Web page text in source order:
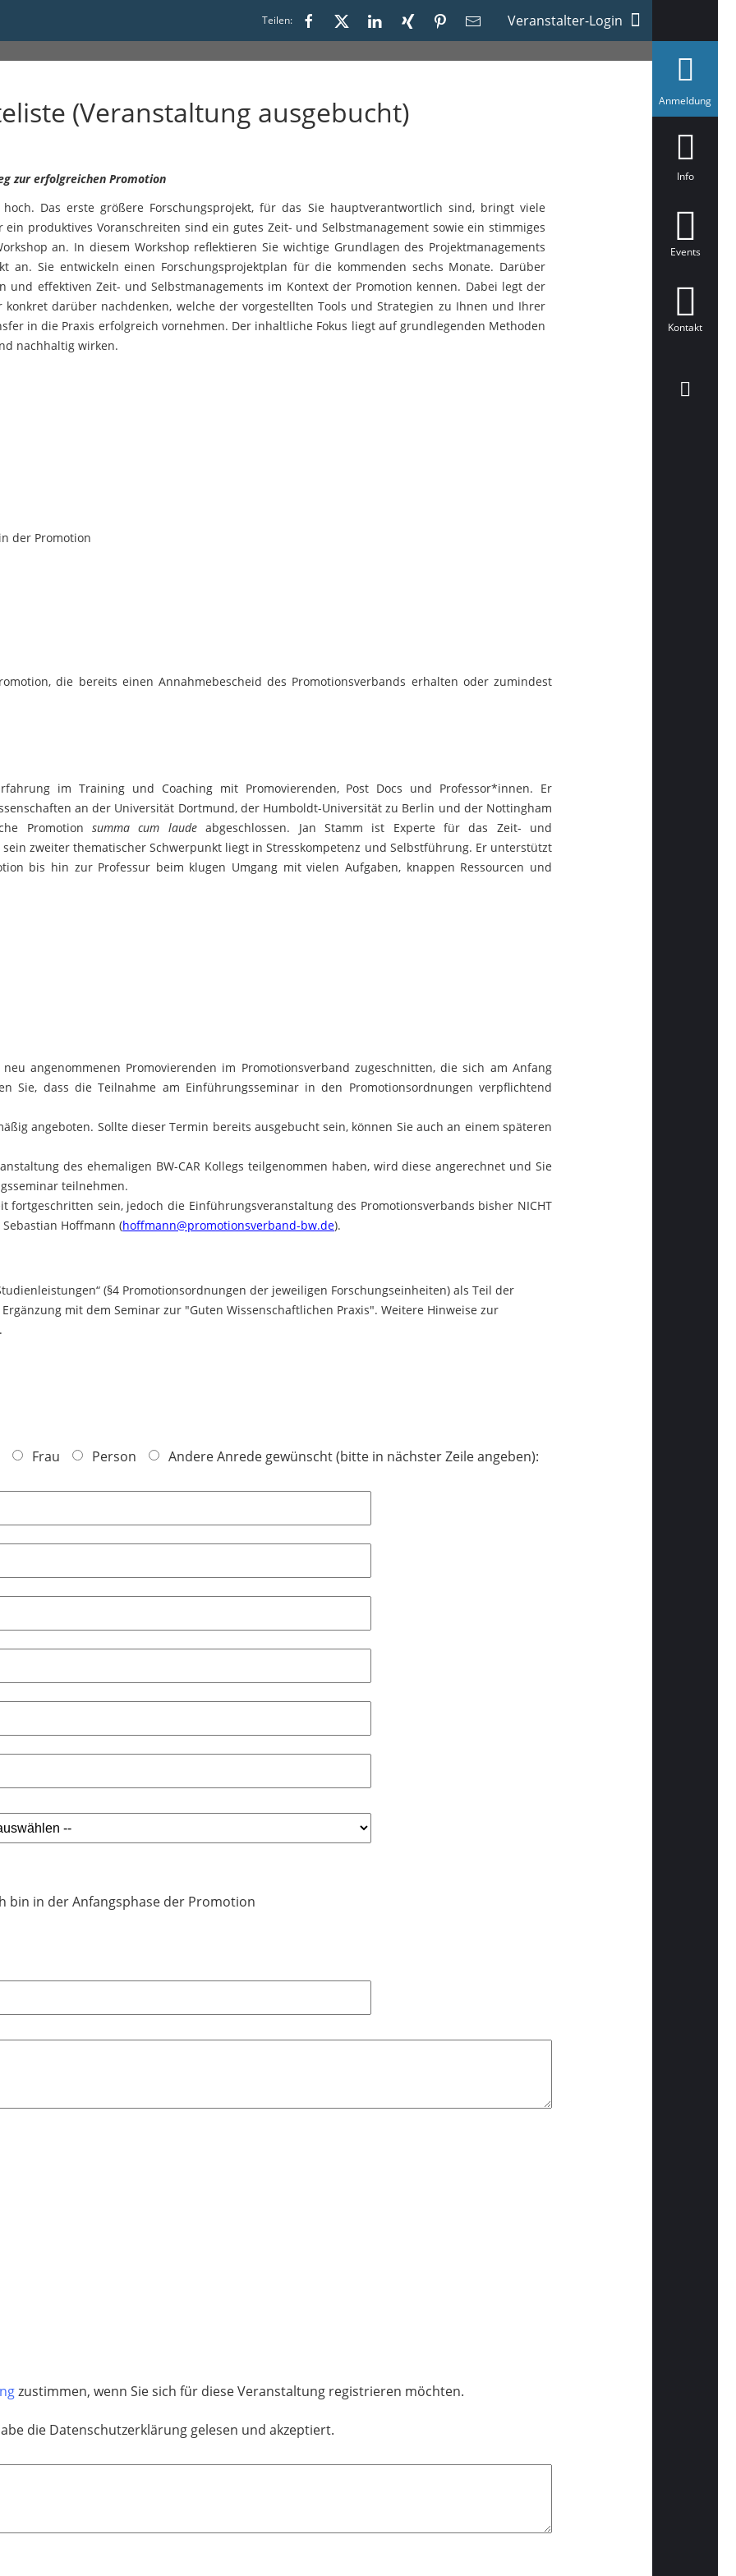
Teilen: Veranstalter-Login
Anmeldunga
Info
Events
Kontakt
(Veranstaltung ausgebucht)
zur erfolgreichen Promotion
Das erste größere Forschungsprojekt, für das Sie hauptverantwortlich sind, bringt viele
produktives Voranschreiten sind ein gutes Zeit- und Selbstmanagement sowie ein stimmiges
an. In diesem Workshop reflektieren Sie wichtige Grundlagen des Projektmanagements
an. Sie entwickeln einen Forschungsprojektplan für die kommenden sechs Monate. Darüber
und effektiven Zeit- und Selbstmanagements im Kontext der Promotion kennen. Dabei legt der
konkret darüber nachdenken, welche der vorgestellten Tools und Strategien zu Ihnen und Ihrer
in die Praxis erfolgreich vornehmen. Der inhaltliche Fokus liegt auf grundlegenden Methoden
nachhaltig wirken.
der Promotion
die bereits einen Annahmebescheid des Promotionsverbands erhalten oder zumindest
im Training und Coaching mit Promovierenden, Post Docs und Professor*innen. Er
an der Universität Dortmund, der Humboldt-Universität zu Berlin und der Nottingham
Promotionsumma cum laudeabgeschlossen. Jan Stamm ist Experte für das Zeit- und
zweiter thematischer Schwerpunkt liegt in Stresskompetenz und Selbstführung. Er unterstützt
bis hin zur Professur beim klugen Umgang mit vielen Aufgaben, knappen Ressourcen und
angenommenen Promovierenden im Promotionsverband zugeschnitten, die sich am Anfang
Sie, dass die Teilnahme am Einführungsseminar in den Promotionsordnungen verpflichtend
angeboten. Sollte dieser Termin bereits ausgebucht sein, können Sie auch an einem späteren
des ehemaligen BW-CAR Kollegs teilgenommen haben, wird diese angerechnet und Sie
teilnehmen.
fortgeschritten sein, jedoch die Einführungsveranstaltung des Promotionsverbands bisher NICHT
Hoffmann (hoffmann@promotionsverband-bw.de).​​​​​​​
(§4 Promotionsordnungen der jeweiligen Forschungseinheiten) als Teil der
mit dem Seminar zur "Guten Wissenschaftlichen Praxis". Weitere Hinweise zur
.
Frau Person Andere Anrede gewünscht (bitte in nächster Zeile angeben):
bin in der Anfangsphase der Promotion
zustimmen, wenn Sie sich für diese Veranstaltung registrieren möchten.
die Datenschutzerklärung gelesen und akzeptiert.